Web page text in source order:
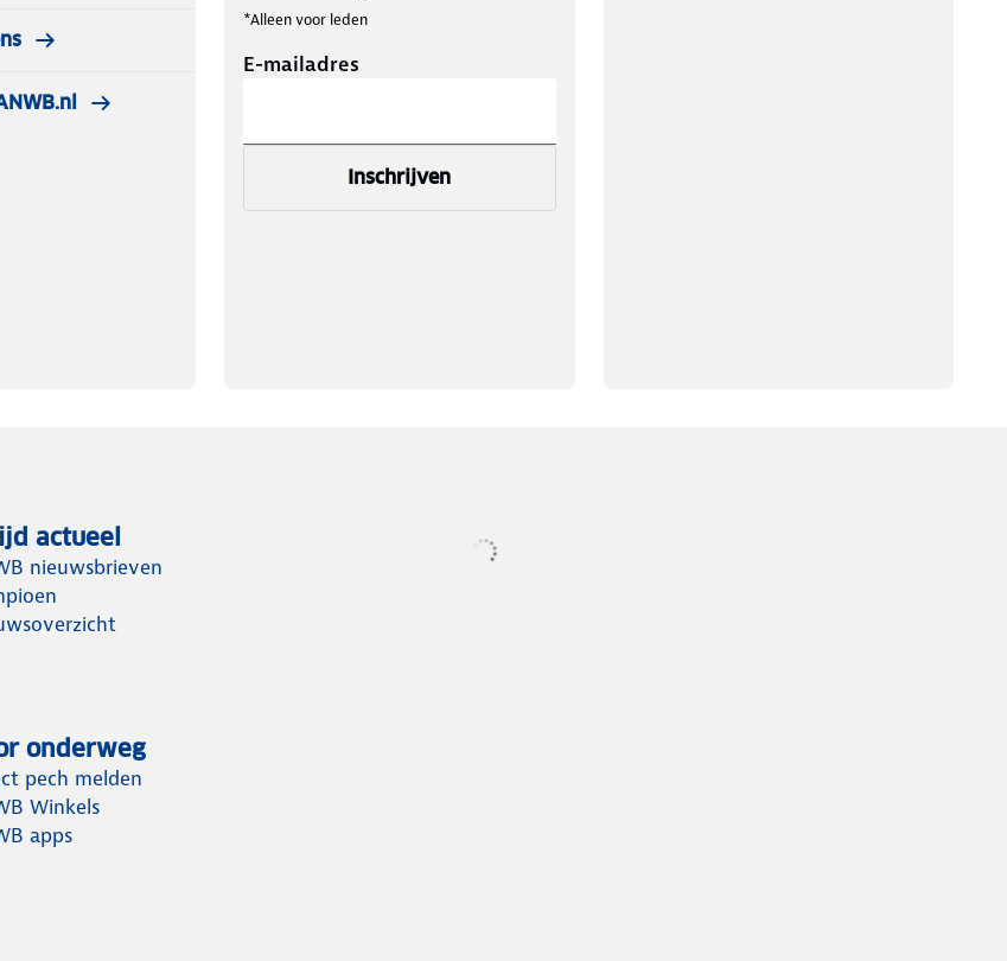
*Alleen voor leden
E-mailadres
Inschrijven
actueel
nieuwsbrieven
onderweg
pech melden
Winkels
apps